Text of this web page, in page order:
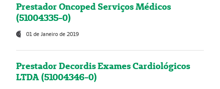
Prestador Oncoped Serviços Médicos
(51004335-0)
01 de Janeiro de 2019
Prestador Decordis Exames Cardiológicos
LTDA (51004346-0)